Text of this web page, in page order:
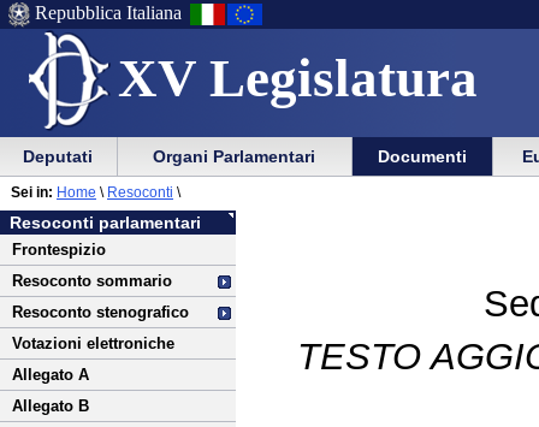
XV Legislatura
Menu
di
ausilio
alla
navigazione
Vai
Menu
di
navigazione
principale
Repubblica Italiana
Menu
di
navigazione
principale
Vai
menu
di
sezione
Deputati Organi Parlamentari Documenti
Vai
al
contenuto
Resoconti parlamentari
Frontespizio
Resoconto sommario
Resoconto stenografico
Votazioni elettroniche
Allegato A
Allegato B
Sei in: Home \ Resoconti \
TESTO